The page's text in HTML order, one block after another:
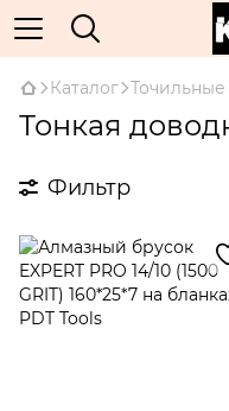
Каталог
Тонкая
Фильтр